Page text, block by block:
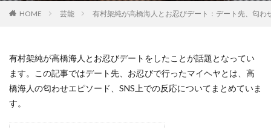
HOME 芸能 有村架純が高橋海人とお忍びデート：デート先、匂わ
有村架純が高橋海人とお忍びデートをしたことが話題となってい
ます。この記事ではデート先、お忍びで行ったマイヘヤとは、高
橋海人の匂わせエピソード、SNS上での反応についてまとめていま
す。